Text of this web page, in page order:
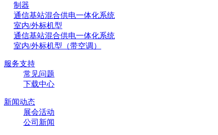
制器
通信基站混合供电一体化系统
室内/外标机型
通信基站混合供电一体化系统
室内/外标机型（带空调）
服务支持
常见问题
下载中心
新闻动态
展会活动
公司新闻